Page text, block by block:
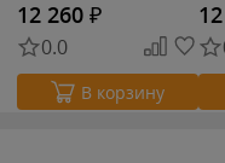
12 260 ₽
0.0
В корзину